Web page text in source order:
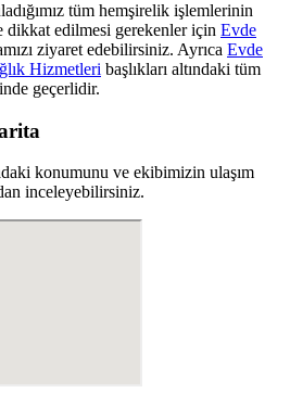
tüm hemşirelik işlemlerinin
dikkat edilmesi gerekenler için Evde
ziyaret edebilirsiniz. Ayrıca Evde
Hizmetleri başlıkları altındaki tüm
geçerlidir.
konumunu ve ekibimizin ulaşım
inceleyebilirsiniz.